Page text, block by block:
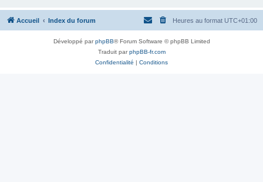
Accueil Index du forum Heures au format UTC+01:00
Développé parphpBB® Forum Software © phpBB Limited
Traduit parphpBB-fr.com
Confidentialité | Conditions